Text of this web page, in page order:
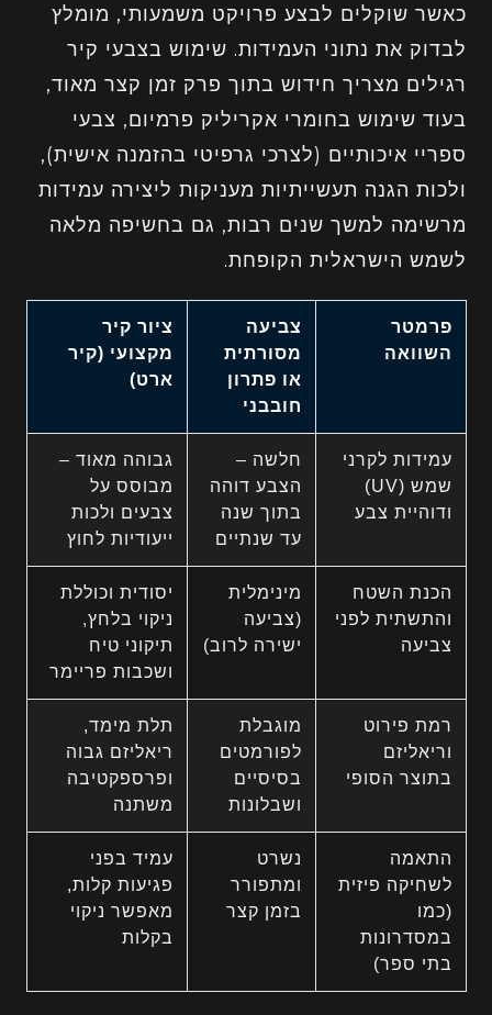
כאשר שוקלים לבצע פרויקט משמעותי, מומלץ
לבדוק את נתוני העמידות. שימוש בצבעי קיר
רגילים מצריך חידוש בתוך פרק זמן קצר מאוד,
בעוד שימוש בחומרי אקריליק פרמיום, צבעי
ספריי איכותיים (לצרכי גרפיטי בהזמנה אישית),
ולכות הגנה תעשייתיות מעניקות ליצירה עמידות
מרשימה למשך שנים רבות, גם בחשיפה מלאה
לשמש הישראלית הקופחת.
פרמטר
השוואה
צביעה
מסורתית
או פתרון
חובבני
ציור קיר
מקצועי (קיר
ארט)
עמידות לקרני
שמש (UV)
ודוהיית צבע
חלשה –
הצבע דוהה
בתוך שנה
עד שנתיים
גבוהה מאוד –
מבוסס על
צבעים ולכות
ייעודיות לחוץ
הכנת השטח
והתשתית לפני
צביעה
מינימלית
(צביעה
ישירה לרוב)
יסודית וכוללת
ניקוי בלחץ,
תיקוני טיח
ושכבות פריימר
רמת פירוט
וריאליזם
בתוצר הסופי
מוגבלת
לפורמטים
בסיסיים
ושבלונות
תלת מימד,
ריאליזם גבוה
ופרספקטיבה
משתנה
התאמה
לשחיקה פיזית
(כמו
במסדרונות
בתי ספר)
נשרט
ומתפורר
בזמן קצר
עמיד בפני
פגיעות קלות,
מאפשר ניקוי
בקלות